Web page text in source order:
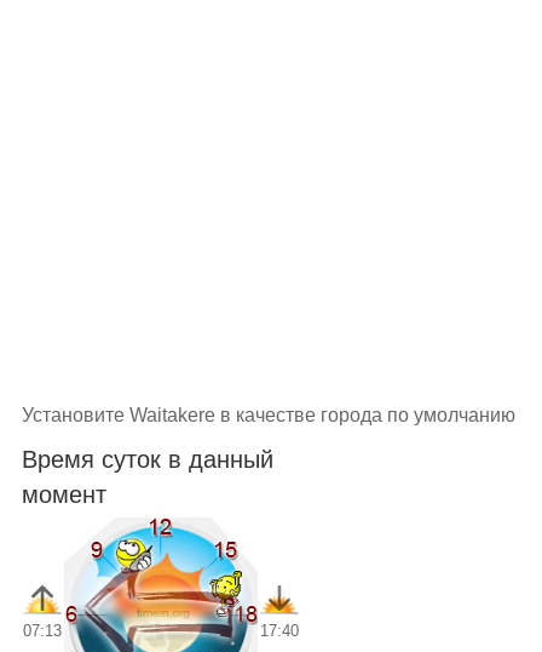
Установите Waitakere в качестве города по умолчанию
Время суток в данный
момент
07:13 17:40